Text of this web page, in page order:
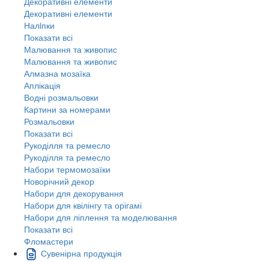
Декоративні елементи
Налiпки
Показати всі
Малювання та живопис
Малювання та живопис
Алмазна мозаїка
Аплікація
Водні розмальовки
Картини за номерами
Розмальовки
Показати всі
Рукоділля та ремесло
Рукоділля та ремесло
Набори термомозаїки
Новорічний декор
Набори для декорування
Набори для квілінгу та орігамі
Набори для ліплення та моделювання
Показати всі
Фломастери
Сувенірна продукція